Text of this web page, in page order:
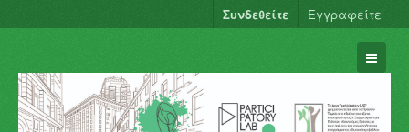
Συνδεθείτε Εγγραφείτε